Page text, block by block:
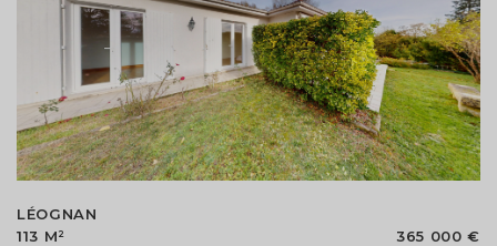
LÉOGNAN
113 M²
365 000 €